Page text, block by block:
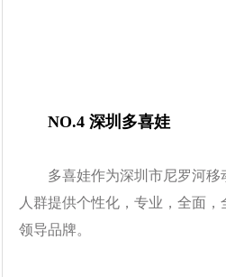
NO.4 深圳多喜娃
多喜娃作为深圳市尼罗河
人群提供个性化，专业，全面
领导品牌。